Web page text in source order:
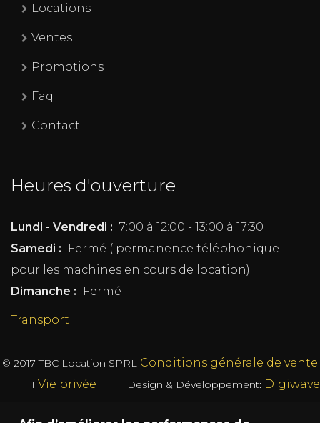
Locations
Ventes
Promotions
Faq
Contact
Heures d'ouverture
Lundi - Vendredi : 7:00 à 12:00 - 13:00 à 17:30
Samedi :
Fermé ( permanence téléphonique
pour les machines en cours de location)
Dimanche :
Fermé
Transport
© 2017TBC Location SPRL Conditions générale de vente
I Vie privée Design & Développement: Digiwave